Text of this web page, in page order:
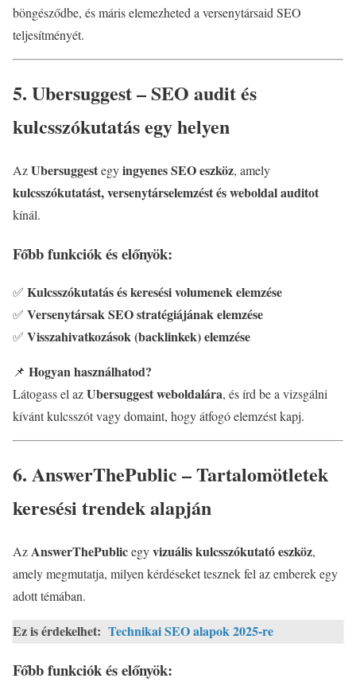
böngésződbe, és máris elemezheted a versenytársaid SEO
teljesítményét.
5. Ubersuggest – SEO audit és
kulcsszókutatás egy helyen
AzUbersuggestegyingyenes SEO eszköz, amely
kulcsszókutatást, versenytárselemzést és weboldal auditot
kínál.
Főbb funkciók és előnyök:
✅ Kulcsszókutatás és keresési volumenek elemzése
✅ Versenytársak SEO stratégiájának elemzése
✅ Visszahivatkozások (backlinkek) elemzése
📌 Hogyan használhatod?
Látogass el azUbersuggest weboldalára, és írd be a vizsgálni
kívánt kulcsszót vagy domaint, hogy átfogó elemzést kapj.
6. AnswerThePublic – Tartalomötletek
keresési trendek alapján
AzAnswerThePublicegyvizuális kulcsszókutató eszköz,
amely megmutatja, milyen kérdéseket tesznek fel az emberek egy
adott témában.
Ez is érdekelhet: Technikai SEO alapok 2025-re
Főbb funkciók és előnyök: